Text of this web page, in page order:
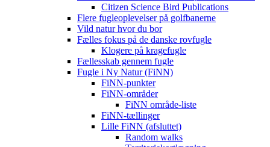
Citizen Science Bird Publications
Flere fugleoplevelser på golfbanerne
Vild natur hvor du bor
Fælles fokus på de danske rovfugle
Klogere på kragefugle
Fællesskab gennem fugle
Fugle i Ny Natur (FiNN)
FiNN-punkter
FiNN-områder
FiNN område-liste
FiNN-tællinger
Lille FiNN (afsluttet)
Random walks